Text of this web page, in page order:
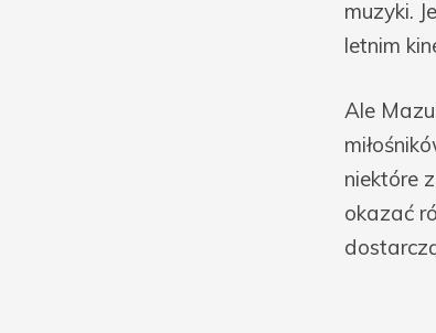
muzyki.
letnim
Ale
niektóre
okazać